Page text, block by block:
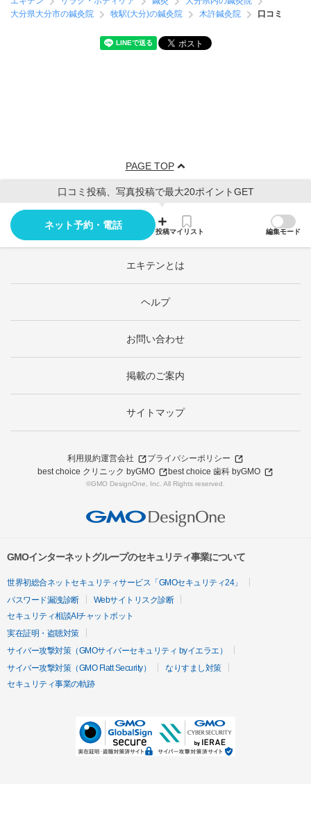
大分県大分市の鍼灸院
牧駅(大分)の鍼灸院 木許鍼灸院 口コミ
PAGE TOP
口コミ投稿、写真投稿で最大20ポイントGET
ネット予約・電話
投稿マイリスト 編集モード
エキテンとは
ヘルプ
お問い合わせ
掲載のご案内
サイトマップ
利用規約運営会社
プライバシーポリシー
best choice クリニック byGMO
best choice 歯科 byGMO
©GMO DesignOne, Inc. All Rights reserved.
GMOインターネットグループのセキュリティ事業について
世界初総合ネットセキュリティサービス「GMOセキュリティ24」
パスワード漏洩診断
Webサイトリスク診断
セキュリティ相談AIチャットボット
実在証明・盗聴対策
サイバー攻撃対策（GMOサイバーセキュリティ byイエラエ）
サイバー攻撃対策（GMO Flatt Security）
なりすまし対策
セキュリティ事業の軌跡